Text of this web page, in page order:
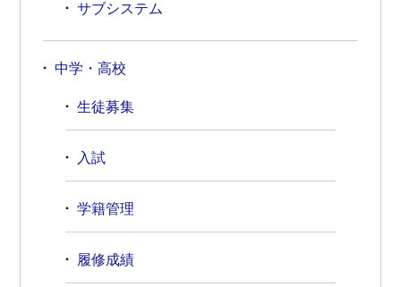
サブシステム
中学・高校
生徒募集
入試
学籍管理
履修成績